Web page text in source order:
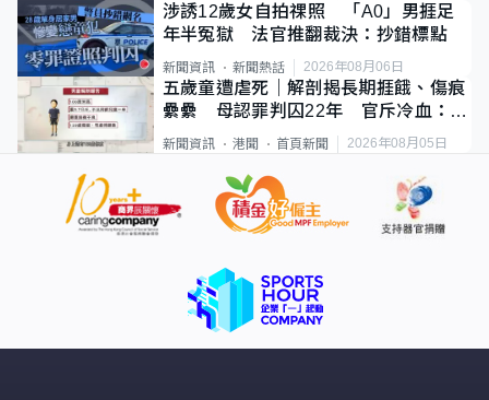
涉誘12歲女自拍祼照 「A0」男捱足
年半冤獄 法官推翻裁決：抄錯標點
新聞資訊 新聞熱話 2026年08月06日
五歲童遭虐死｜解剖揭長期捱餓、傷痕
纍纍 母認罪判囚22年 官斥冷血：同
類案最惡劣
新聞資訊 港聞 首頁新聞 2026年08月05日